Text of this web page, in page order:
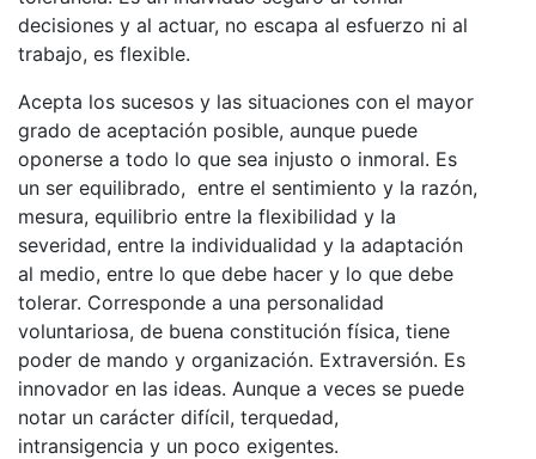
decisiones y al actuar, no escapa al esfuerzo ni al
trabajo, es flexible.
Acepta los sucesos y las situaciones con el mayor
grado de aceptación posible, aunque puede
oponerse a todo lo que sea injusto o inmoral. Es
un ser equilibrado, entre el sentimiento y la razón,
mesura, equilibrio entre la flexibilidad y la
severidad, entre la individualidad y la adaptación
al medio, entre lo que debe hacer y lo que debe
tolerar. Corresponde a una personalidad
voluntariosa, de buena constitución física, tiene
poder de mando y organización. Extraversión. Es
innovador en las ideas. Aunque a veces se puede
notar un carácter difícil, terquedad,
intransigencia y un poco exigentes.